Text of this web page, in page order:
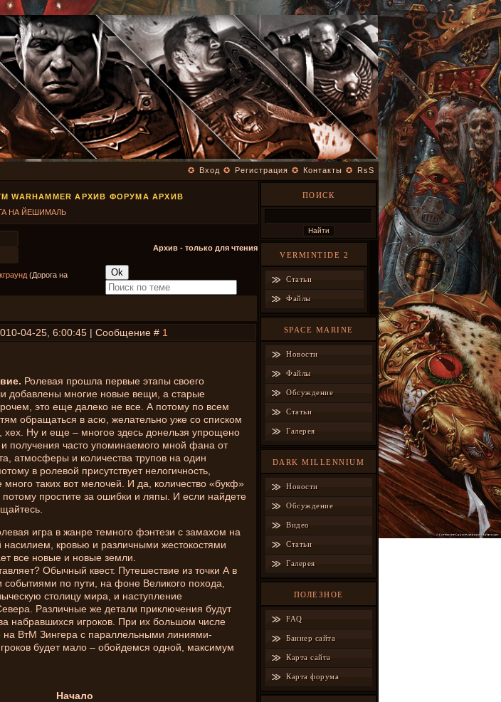
✪ Вход ✪ Регистрация ✪ Контакты ✪ RsS
АРХИВ ФОРУМА АРХИВ
НА ЙЕШИМАЛЬ
Архив - только для чтения
(Дорога на
04-25, 6:00:45 | Сообщение # 1
Ролевая прошла первые этапы своего
добавлены многие новые вещи, а старые
это еще далеко не все. А потому по всем
обращаться в асю, желательно уже со списком
хех. Ну и еще – многое здесь донельзя упрощено
и получения часто упоминаемого мной фана от
атмосферы и количества трупов на один
в ролевой присутствует нелогичность,
таких вот мелочей. И да, количество «букф»
простите за ошибки и ляпы. И если найдете
игра в жанре темного фэнтези с замахом на
кровью и различными жестокостями
все новые и новые земли.
Обычный квест. Путешествие из точки А в
событиями по пути, на фоне Великого похода,
столицу мира, и наступление
Различные же детали приключения будут
набравшихся игроков. При их большом числе
на ВтМ Зингера с параллельными линиями-
будет мало – обойдемся одной, максимум
Начало
ПОИСК
VERMINTIDE 2
Статьи
Файлы
SPACE MARINE
Новости
Файлы
Обсуждение
Статьи
Галерея
DARK MILLENNIUM
Новости
Обсуждение
Видео
Статьи
Галерея
ПОЛЕЗНОЕ
FAQ
Баннер сайта
Карта сайта
Карта форума